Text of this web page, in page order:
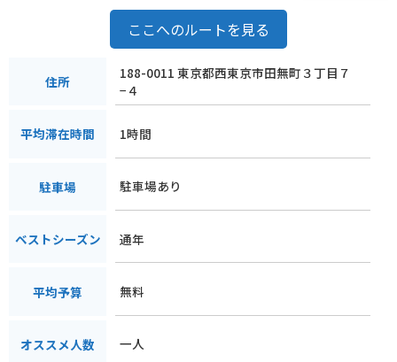
ここへのルートを見る
住所
188-0011 東京都西東京市田無町３丁目７
−４
平均滞在時間 1時間
駐車場 駐車場あり
ベストシーズン 通年
平均予算 無料
オススメ人数 一人